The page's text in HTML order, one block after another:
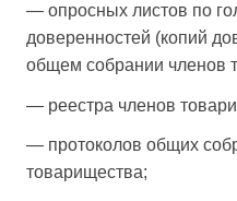
— опросных листов по
доверенностей (копий
общем собрании членов
— реестра членов
— протоколов общих
товарищества;